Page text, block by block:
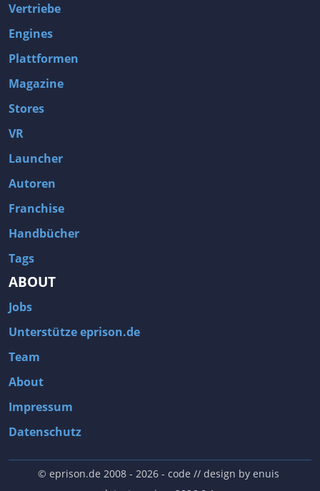
Vertriebe
Engines
Plattformen
Magazine
Stores
VR
Launcher
Autoren
Franchise
Handbücher
Tags
ABOUT
Jobs
Unterstütze eprison.de
Team
About
Impressum
Datenschutz
© eprison.de 2008 - 2026- code // design by enuis